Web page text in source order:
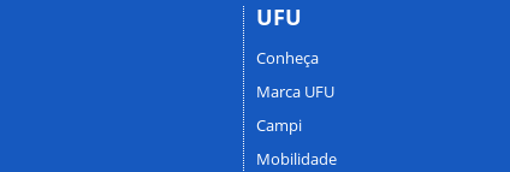
UFU
Conheça
Marca UFU
Campi
Mobilidade